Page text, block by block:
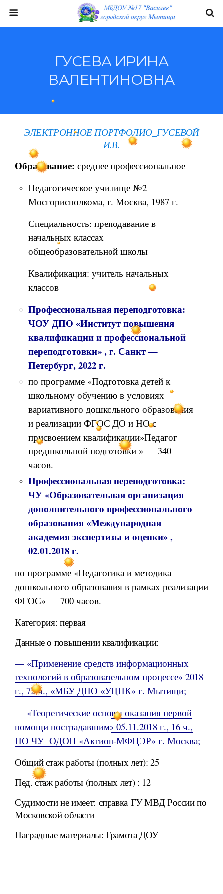
ГУСЕВА ИРИНА
ВАЛЕНТИНОВНА
ЭЛЕКТРОННОЕ ПОРТФОЛИО_ГУСЕВОЙ
И.В.
Образование: среднее профессиональное
Педагогическое училище №2
Мосгорисполкома, г. Москва, 1987 г.
Специальность: преподавание в
начальных классах
общеобразовательной школы
Квалификация: учитель начальных
классов
Профессиональная переподготовка:
ЧОУ ДПО «Институт повышения
квалификации и профессиональной
переподготовки» , г. Санкт —
Петербург, 2022 г.
по программе «Подготовка детей к
школьному обучению в условиях
вариативного дошкольного образования
и реализации ФГОС ДО и НО с
присвоением квалификации»Педагог
предшкольной подготовки » — 340
часов.
Профессиональная переподготовка:
ЧУ «Образовательная организация
дополнительного профессионального
образования «Международная
академия экспертизы и оценки» ,
02.01.2018 г.
по программе «Педагогика и методика
дошкольного образования в рамках реализации
ФГОС» — 700 часов.
Категория: первая
Данные о повышении квалификации:
— «Применение средств информационных
технологий в образовательном процессе» 2018
г., 72 ч., «МБУ ДПО «УЦПК» г. Мытищи;
— «Теоретические основы оказания первой
помощи пострадавшим» 05.11.2018 г., 16 ч.,
НО ЧУ ОДОП «Актион-МФЦЭР» г. Москва;
Общий стаж работы (полных лет): 25
Пед. стаж работы (полных лет) : 12
Судимости не имеет: справка ГУ МВД России по
Московской области
Наградные материалы: Грамота ДОУ